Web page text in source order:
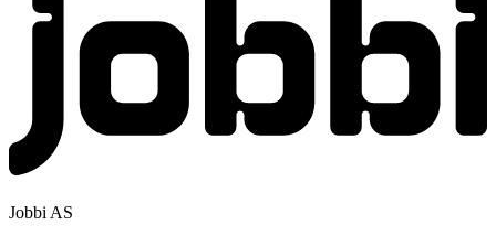
Jobbi AS